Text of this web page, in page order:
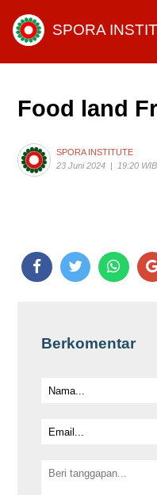
SPORA
Food land
SPORA INSTITUTE
23 Juni 2024 | 19:20 WIB
Berkomentar